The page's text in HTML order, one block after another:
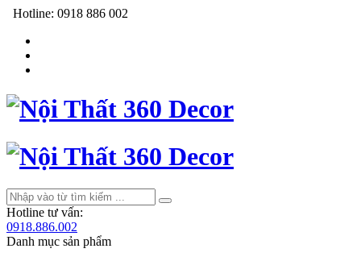
Hotline: 0918 886 002
Hotline tư vấn:
0918.886.002
Danh mục sản phẩm